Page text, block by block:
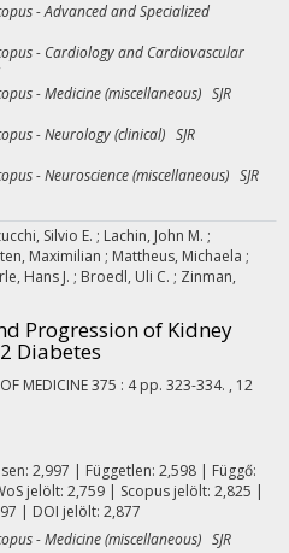
- Advanced and Specialized
- Cardiology and Cardiovascular
- Medicine (miscellaneous) SJR
- Neurology (clinical) SJR
- Neuroscience (miscellaneous) SJR
Silvio E. ; Lachin, John M. ;
Maximilian ; Mattheus, Michaela ;
Hans J. ; Broedl, Uli C. ; Zinman,
Progression of Kidney
Diabetes
MEDICINE375 : 4 pp. 323-334. , 12
2,997 | Független: 2,598 | Függő:
jelölt: 2,759 | Scopus jelölt: 2,825 |
| DOI jelölt: 2,877
- Medicine (miscellaneous) SJR